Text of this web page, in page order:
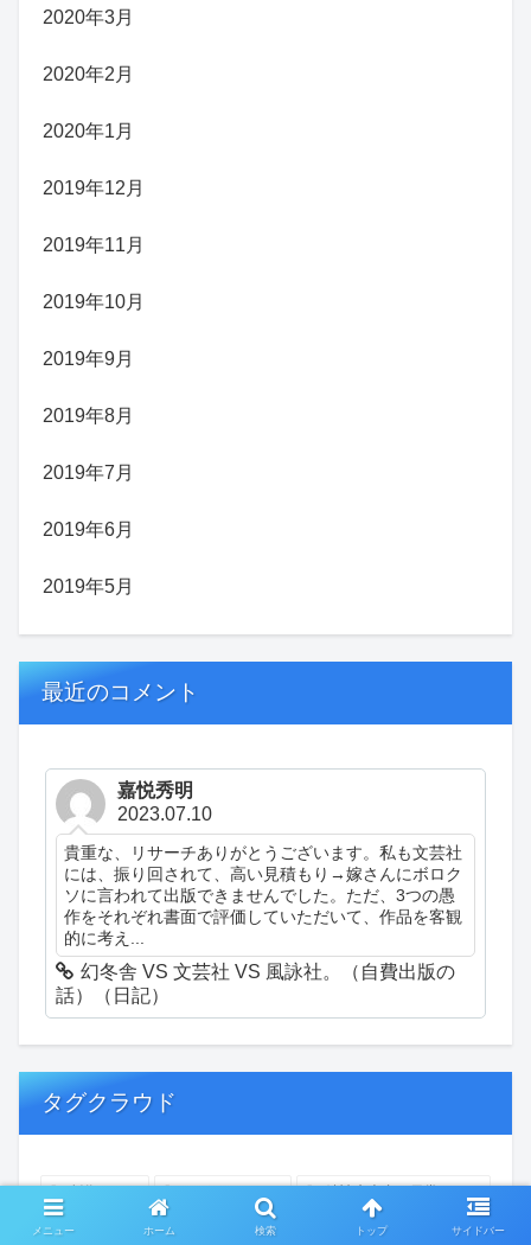
2020年3月
2020年2月
2020年1月
2019年12月
2019年11月
2019年10月
2019年9月
2019年8月
2019年7月
2019年6月
2019年5月
最近のコメント
嘉悦秀明
2023.07.10
貴重な、リサーチありがとうございます。私も文芸社
には、振り回されて、高い見積もり→嫁さんにボロク
ソに言われて出版できませんでした。ただ、3つの愚
作をそれぞれ書面で評価していただいて、作品を客観
的に考え...
幻冬舎 VS 文芸社 VS 風詠社。（自費出版の
話）（日記）
タグクラウド
創作 おぎゃあ 精神病患者の日常
ちょっと頭冷やそうか 一回休み ついカッとなった
メニュー ホーム 検索 トップ サイドバー